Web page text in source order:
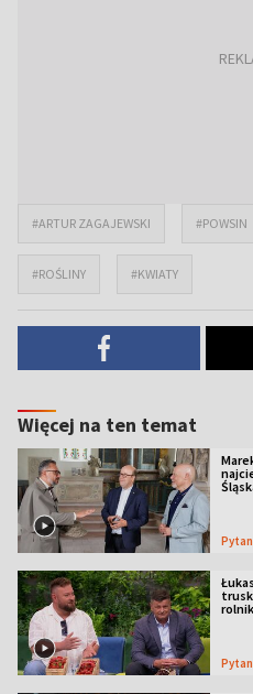
#ARTUR ZAGAJEWSKI #POWSIN
#ROŚLINY #KWIATY
Więcej na ten temat